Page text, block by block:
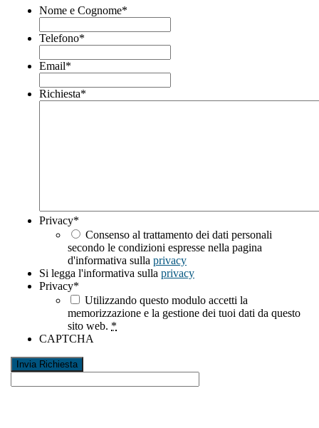
Nome e Cognome*
Telefono*
Email*
Richiesta*
Privacy*
Consenso al trattamento dei dati personali
secondo le condizioni espresse nella pagina
d'informativa sulla privacy
Si legga l'informativa sulla privacy
Privacy*
Utilizzando questo modulo accetti la
memorizzazione e la gestione dei tuoi dati da questo
sito web. *
CAPTCHA